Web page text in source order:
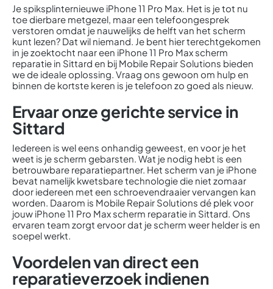
Je spiksplinternieuwe iPhone 11 Pro Max. Het is je tot nu
toe dierbare metgezel, maar een telefoongesprek
verstoren omdat je nauwelijks de helft van het scherm
kunt lezen? Dat wil niemand. Je bent hier terechtgekomen
in je zoektocht naar een iPhone 11 Pro Max scherm
reparatie in Sittard en bij Mobile Repair Solutions bieden
we de ideale oplossing. Vraag ons gewoon om hulp en
binnen de kortste keren is je telefoon zo goed als nieuw.
Ervaar onze gerichte service in
Sittard
Iedereen is wel eens onhandig geweest, en voor je het
weet is je scherm gebarsten. Wat je nodig hebt is een
betrouwbare reparatiepartner. Het scherm van je iPhone
bevat namelijk kwetsbare technologie die niet zomaar
door iedereen met een schroevendraaier vervangen kan
worden. Daarom is Mobile Repair Solutions dé plek voor
jouw iPhone 11 Pro Max scherm reparatie in Sittard. Ons
ervaren team zorgt ervoor dat je scherm weer helder is en
soepel werkt.
Voordelen van direct een
reparatieverzoek indienen